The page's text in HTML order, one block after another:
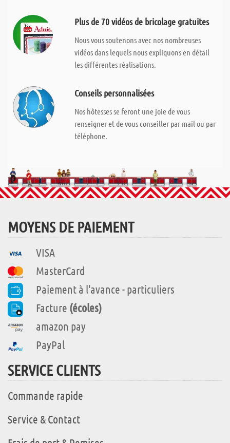
Plus de 70 vidéos de bricolage gratuites
Nous vous soutenons avec nos nombreuses
vidéos dans lequels nous expliquons en détail
les différentes réalisations.
Conseils personnalisées
Nos hôtesses se feront une joie de vous
renseigner et de vous conseiller par mail ou par
téléphone.
MOYENS DE PAIEMENT
VISA
MasterCard
Paiement à l'avance - particuliers
Facture (écoles)
amazon pay
PayPal
SERVICE CLIENTS
Commande rapide
Service & Contact